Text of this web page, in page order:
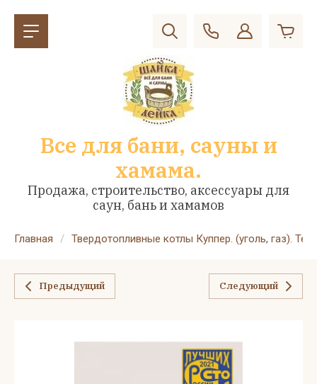
Все для бани, сауны и
хамама.
Продажа, строительство, аксессуары для
саун, бань и хамамов
Главная / Твердотопливные котлы Куппер. (уголь, газ).
Предыдущий Следующий